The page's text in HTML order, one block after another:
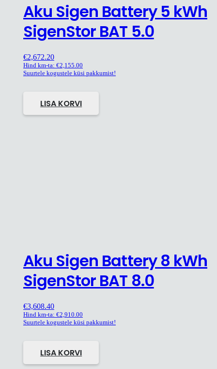
Aku Sigen Battery 5 kWh
SigenStor BAT 5.0
€2,672.20
Hind km-ta: €2,155.00
Suurtele kogustele küsi pakkumist!
LISA KORVI
Aku Sigen Battery 8 kWh
SigenStor BAT 8.0
€3,608.40
Hind km-ta: €2,910.00
Suurtele kogustele küsi pakkumist!
LISA KORVI